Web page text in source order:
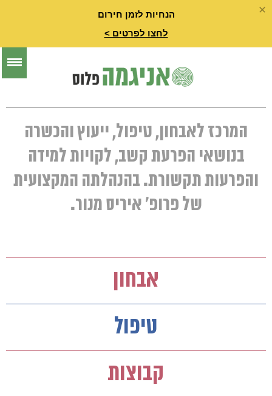
הנחיות לזמן חירום
לחצו לפרטים >
המרכז לאבחון, טיפול, ייעוץ והכשרה
בנושאי הפרעת קשב, לקויות למידה
והפרעות תקשורת. בהנהלתה המקצועית
של פרופ' איריס מנור.
אבחון
טיפול
קבוצות